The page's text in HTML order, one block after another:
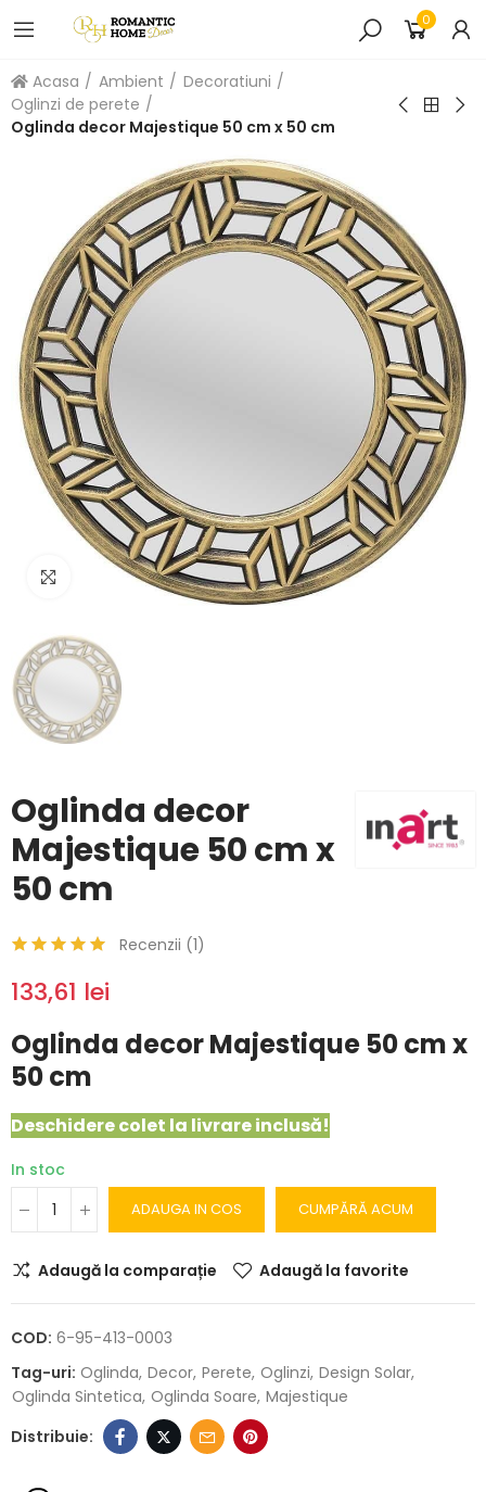
0
Acasa Ambient
Decoratiuni
Oglinzi de perete
Oglinda decor Majestique 50 cm x 50 cm
Click to enlarge
Oglinda decor
Majestique 50 cm x
50 cm
Recenzii (1)
133,61 lei
Oglinda decor Majestique 50 cm x
50 cm
Deschidere colet la livrare inclusă!
In stoc
ADAUGA IN COS CUMPĂRĂ ACUM
Adaugă la comparație Adaugă la favorite
COD: 6-95-413-0003
Tag-uri: Oglinda Decor Perete Oglinzi Design Solar
Oglinda Sintetica Oglinda Soare Majestique